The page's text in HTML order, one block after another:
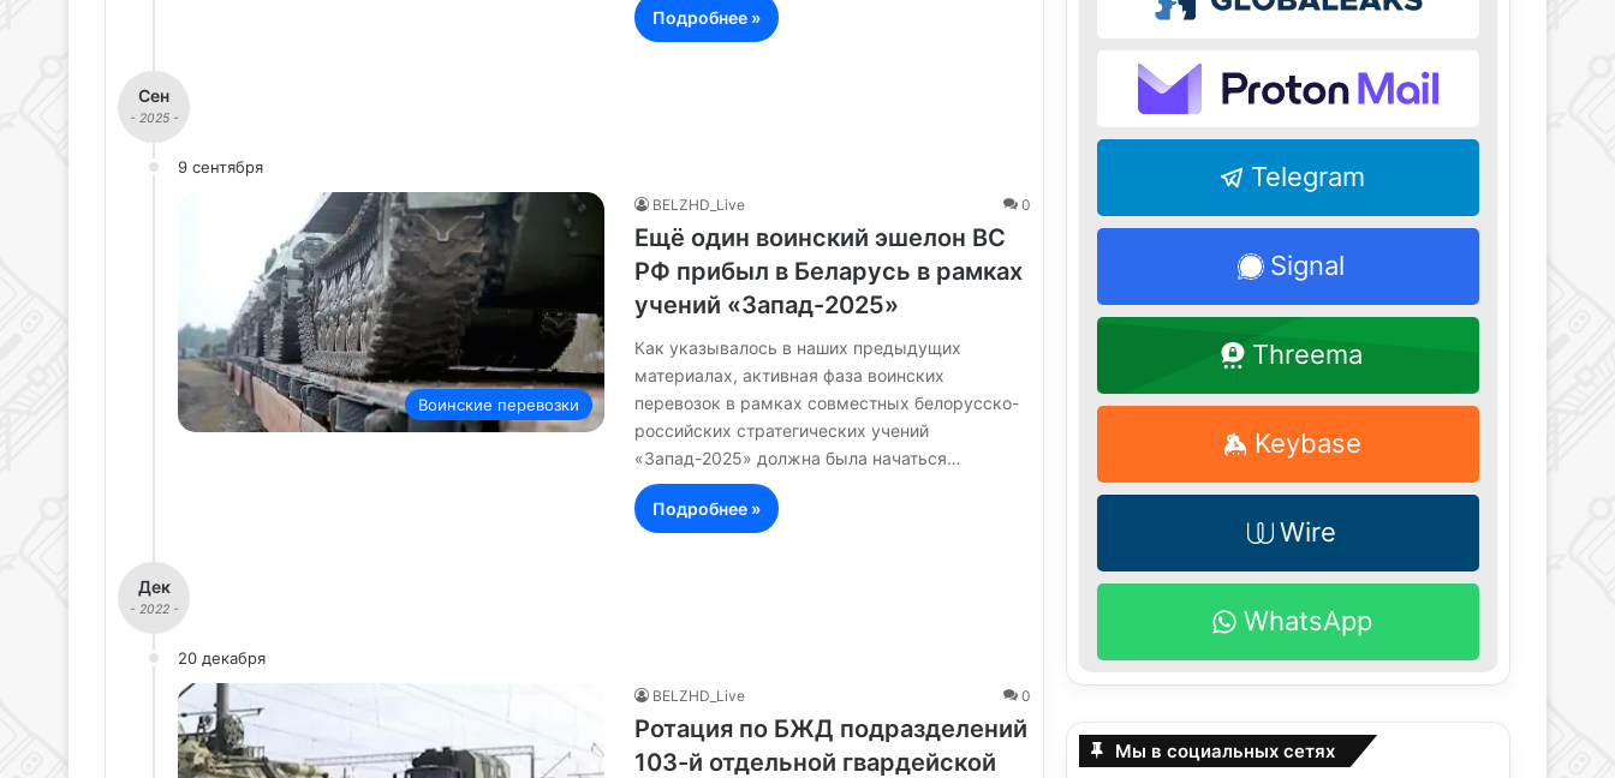
Подробнее »
Сен
- 2025 -
9 сентября
Воинские перевозки
BELZHD_Live 0
Ещё один воинский эшелон ВС
РФ прибыл в Беларусь в рамках
учений «Запад-2025»
Как указывалось в наших предыдущих
материалах, активная фаза воинских
перевозок в рамках совместных белорусско-
российских стратегических учений
«Запад-2025» должна была начаться…
Подробнее »
Дек
- 2022 -
20 декабря
BELZHD_Live 0
Ротация по БЖД подразделений
103-й отдельной гвардейской
Telegram
Signal
Threema
Keybase
Wire
WhatsApp
Мы в социальных сетях